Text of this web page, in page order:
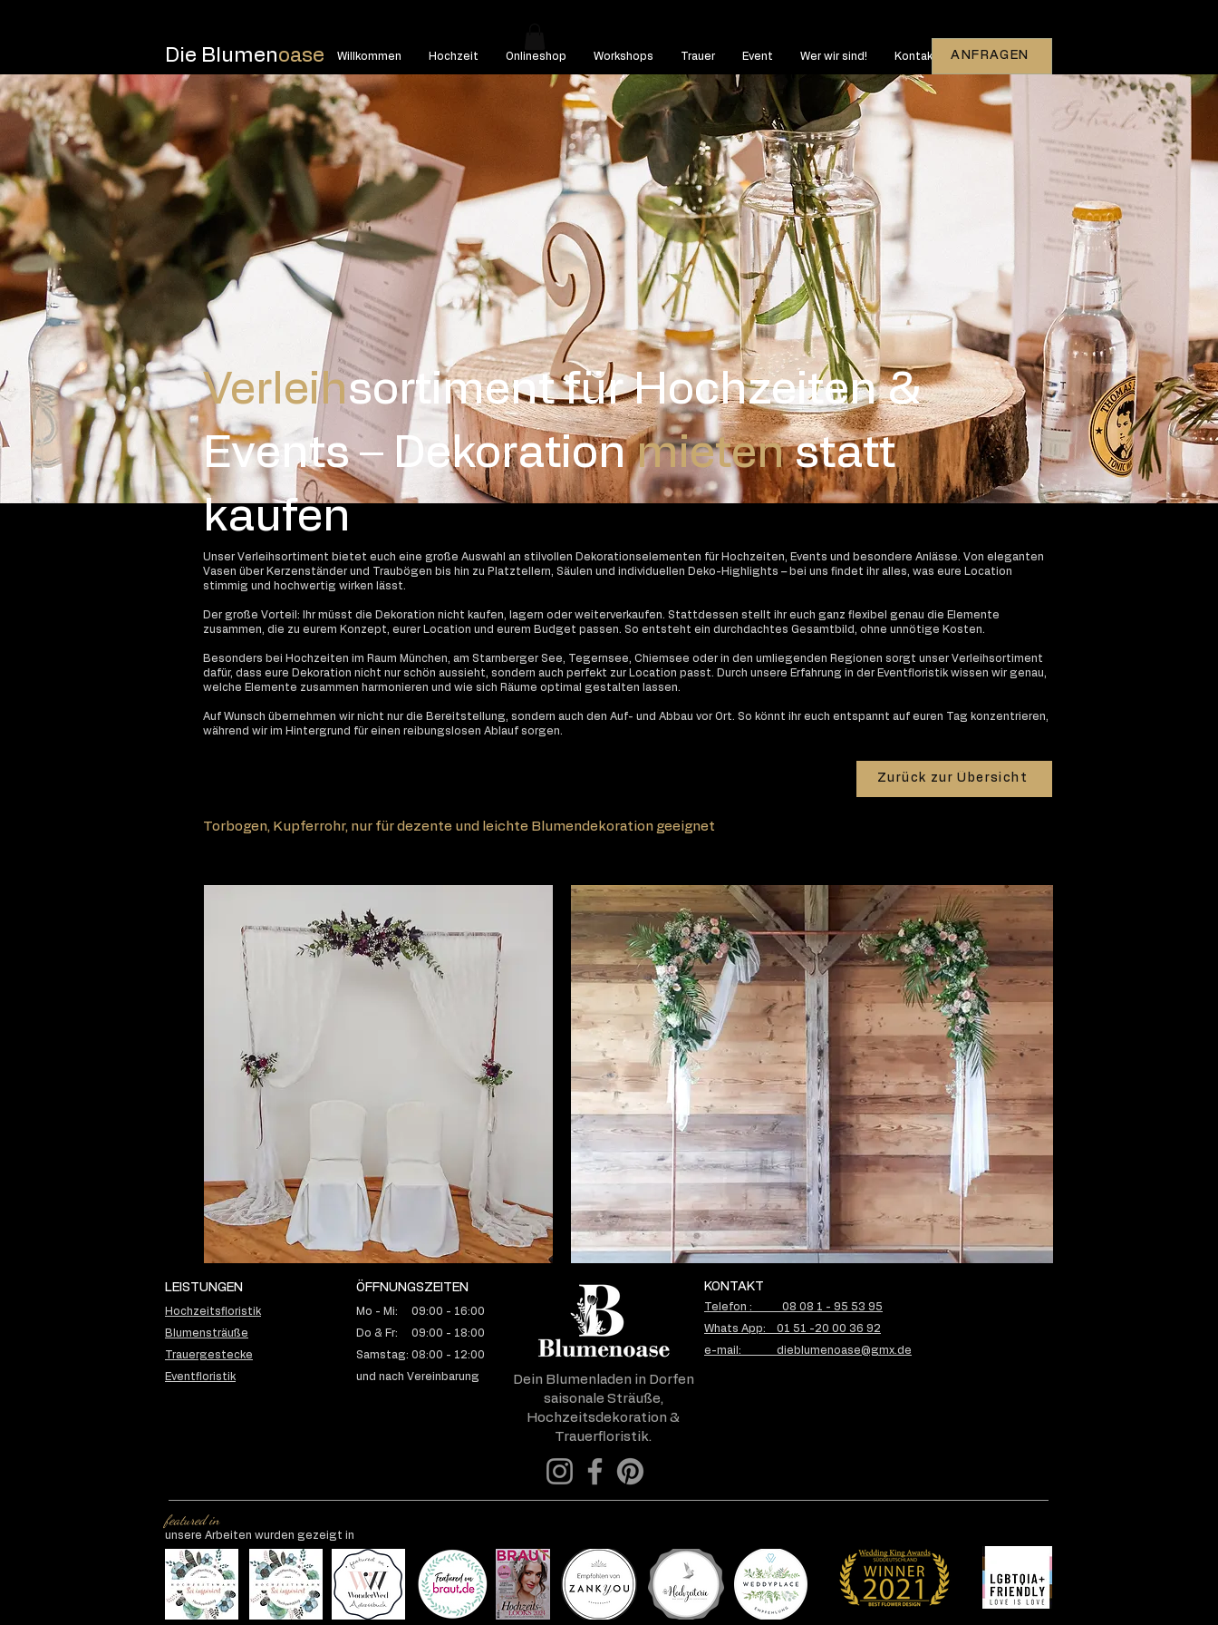
Die Blumenoase Willkommen Hochzeit Onlineshop Workshops Trauer Event Wer wir sind! Kontakt ANFRAGEN
Verleihsortiment für Hochzeiten &
Events – Dekorationmietenstatt
kaufen
Unser Verleihsortiment bietet euch eine große Auswahl an stilvollen Dekorationselementen für Hochzeiten, Events und besondere Anlässe. Von eleganten
Vasen über Kerzenständer und Traubögen bis hin zu Platztellern, Säulen und individuellen Deko-Highlights – bei uns findet ihr alles, was eure Location
stimmig und hochwertig wirken lässt.
Der große Vorteil: Ihr müsst die Dekoration nicht kaufen, lagern oder weiterverkaufen. Stattdessen stellt ihr euch ganz flexibel genau die Elemente
zusammen, die zu eurem Konzept, eurer Location und eurem Budget passen. So entsteht ein durchdachtes Gesamtbild, ohne unnötige Kosten.
Besonders bei Hochzeiten im Raum München, am Starnberger See, Tegernsee, Chiemsee oder in den umliegenden Regionen sorgt unser Verleihsortiment
dafür, dass eure Dekoration nicht nur schön aussieht, sondern auch perfekt zur Location passt. Durch unsere Erfahrung in der Eventfloristik wissen wir genau,
welche Elemente zusammen harmonieren und wie sich Räume optimal gestalten lassen.
Auf Wunsch übernehmen wir nicht nur die Bereitstellung, sondern auch den Auf- und Abbau vor Ort. So könnt ihr euch entspannt auf euren Tag konzentrieren,
während wir im Hintergrund für einen reibungslosen Ablauf sorgen.
Zurück zur Übersicht
Torbogen, Kupferrohr, nur für dezente und leichte Blumendekoration geeignet
LEISTUNGEN
Hochzeitsfloristik
Blumensträuße
Trauergestecke
Eventfloristik
ÖFFNUNGSZEITEN
Mo - Mi: 09:00 - 16:00
Do & Fr: 09:00 - 18:00
Samstag: 08:00 - 12:00
und nach Vereinbarung
Dein Blumenladen in Dorfen
saisonale Sträuße,
Hochzeitsdekoration &
Trauerfloristik.
KONTAKT
Telefon : 08 08 1 - 95 53 95
Whats App: 01 51 -20 00 36 92
e-mail: dieblumenoase@gmx.de
featured in
unsere Arbeiten wurden gezeigt in